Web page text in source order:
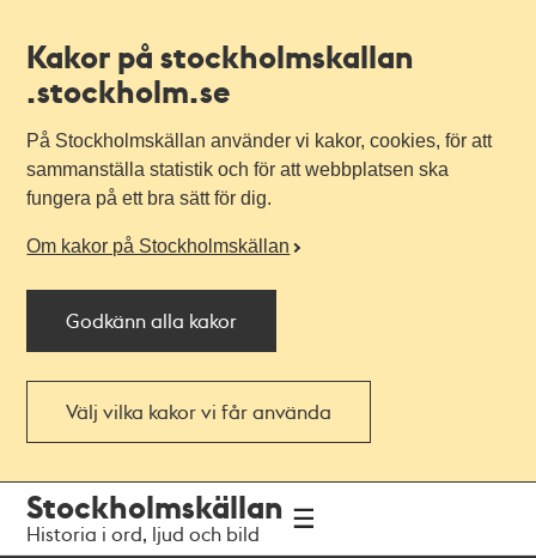
Kakor på stockholmskallan
.stockholm.se
På Stockholmskällan använder vi kakor, cookies, för att
sammanställa statistik och för att webbplatsen ska
fungera på ett bra sätt för dig.
Om kakor på Stockholmskällan
Godkänn alla kakor
Välj vilka kakor vi får använda
navigationen
huvudinnehållet
Stockholmskällan
Historia i ord, ljud och bild